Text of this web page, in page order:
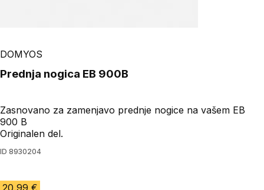
DOMYOS
Prednja nogica EB 900B
Zasnovano za zamenjavo prednje nogice na vašem EB
900 B
Originalen del.
ID 8930204